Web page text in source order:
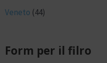
Veneto (44)
Form per il filro